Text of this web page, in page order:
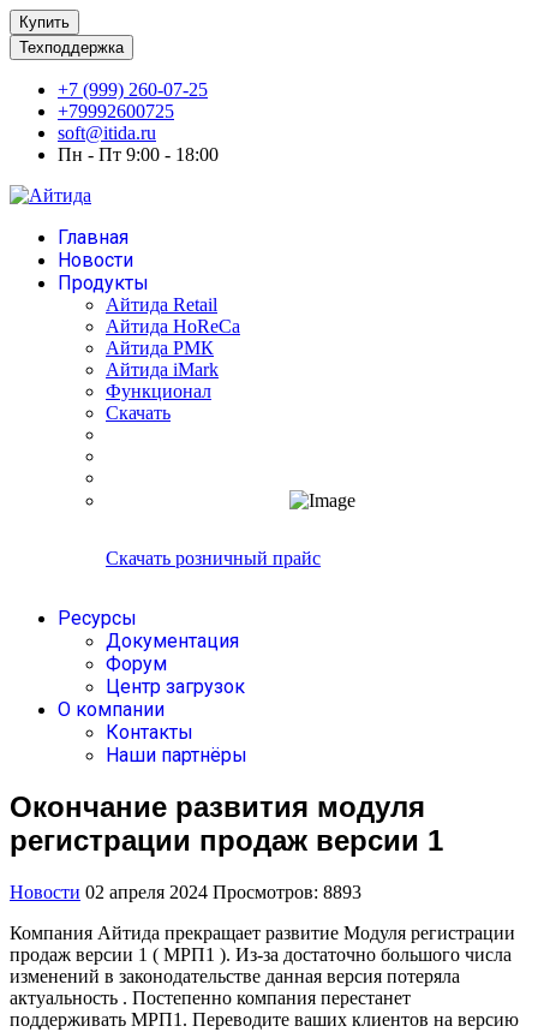
Купить
Техподдержка
+7 (999) 260-07-25
+79992600725
soft@itida.ru
Пн - Пт 9:00 - 18:00
Главная
Новости
Продукты
Айтида Retail
Айтида HoReCa
Айтида РМК
Айтида iMark
Функционал
Скачать
Скачать розничный прайс
Ресурсы
Документация
Форум
Центр загрузок
О компании
Контакты
Наши партнёры
Окончание развития модуля
регистрации продаж версии 1
Новости 02 апреля 2024 Просмотров: 8893
Компания Айтида прекращает развитие Модуля регистрации
продаж версии 1 ( МРП1 ). Из-за достаточно большого числа
изменений в законодательстве данная версия потеряла
актуальность . Постепенно компания перестанет
поддерживать МРП1. Переводите ваших клиентов на версию